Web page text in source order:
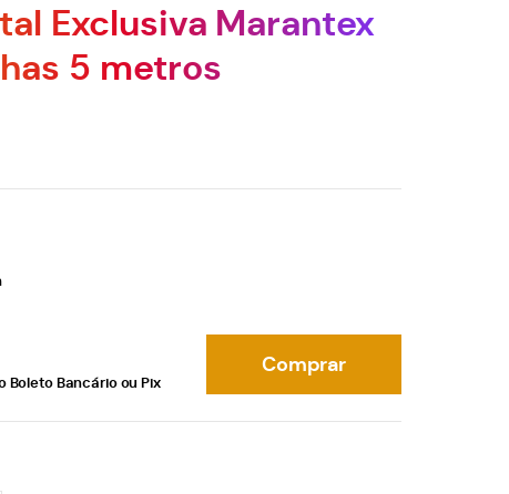
Exclusiva Marantex
5 metros
Boleto Bancário ou Pix
Comprar